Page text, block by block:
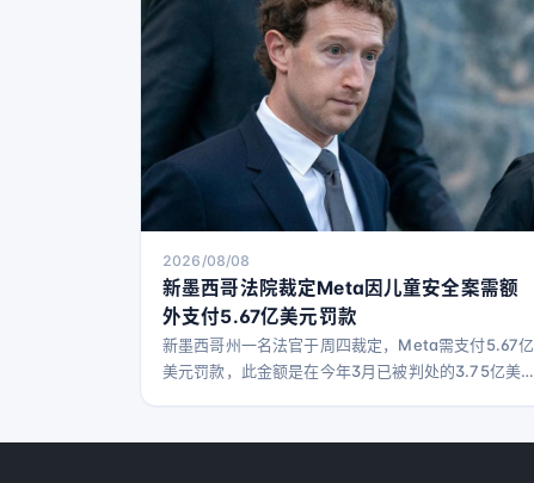
2026/08/08
新墨西哥法院裁定Meta因儿童安全案需额
外支付5.67亿美元罚款
新墨西哥州一名法官于周四裁定，Meta需支付5.67亿
美元罚款，此金额是在今年3月已被判处的3.75亿美
9.42亿美元。 法院还要求Meta对其在该州的平台功